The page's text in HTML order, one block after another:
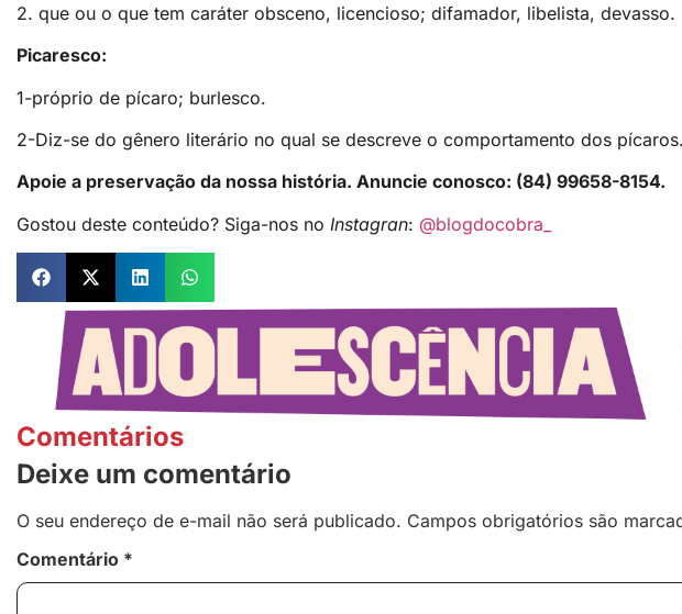
2. que ou o que tem caráter obsceno, licencioso; difamador, libelista, devasso.
Picaresco:
1-próprio de pícaro; burlesco.
2-Diz-se do gênero literário no qual se descreve o comportamento dos pícaros.
Apoie a preservação da nossa história. Anuncie conosco: (84) 99658-8154.
Gostou deste conteúdo? Siga-nos no Instagran: @blogdocobra_
Comentários
Deixe um comentário
O seu endereço de e-mail não será publicado. Campos obrigatórios são
Comentário *